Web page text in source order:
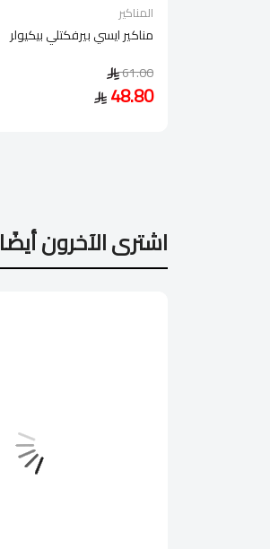
المناكير
مناكير ايسي بيرفكتلي بيكيولر
61.00
48.80
اشترى الآخرون أيضًا